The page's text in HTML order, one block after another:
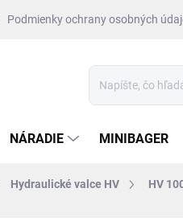
Podmienky ochrany osobných
NÁRADIE MINIBAGER
Hydraulické valce HV HV